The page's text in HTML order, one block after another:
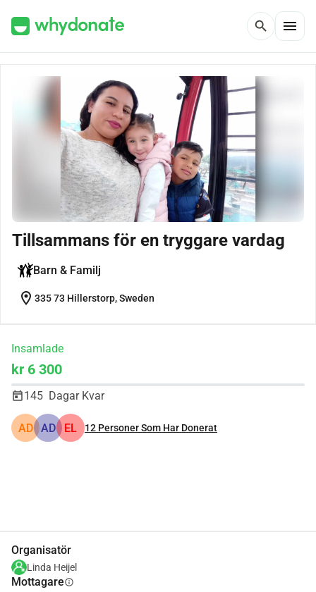
search menu
Tillsammans för en tryggare vardag
Barn & Familj
location_on 335 73 Hillerstorp, Sweden
Insamlade
kr 6 300
145 Dagar Kvar
AD AD EL 12 Personer Som Har Donerat
Organisatör
Linda Heijel
Mottagareinfo